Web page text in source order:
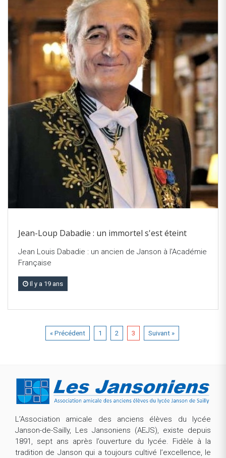
Jean-Loup Dabadie : un immortel s'est éteint
Jean Louis Dabadie : un ancien de Janson à l'Académie
Française
Il y a 19 ans
« Précédent 1 2 3 Suivant »
L’Association amicale des anciens élèves du lycée
Janson-de-Sailly, Les Jansoniens (AEJS), existe depuis
1891, sept ans après l’ouverture du lycée. Fidèle à la
tradition de Janson qui a toujours cultivé l’excellence, le